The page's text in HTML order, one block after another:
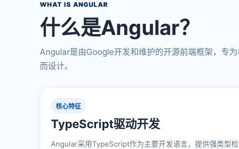
WHAT IS ANGULAR
什么是Angular？
Angular是由Google开发和维护的开源前端框架，专为
而设计。
核心特征
TypeScript驱动开发
Angular采用TypeScript作为主要开发语言，提供强类型